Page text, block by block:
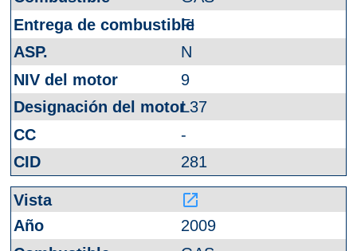
FI
N
9
L37
-
281
launch
2009